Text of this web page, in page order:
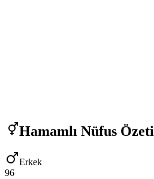
Hamamlı Nüfus Özeti
Erkek
96